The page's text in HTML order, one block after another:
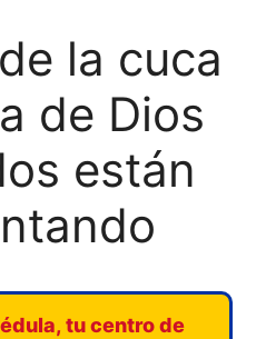
la cuca
de Dios
están
tu centro de